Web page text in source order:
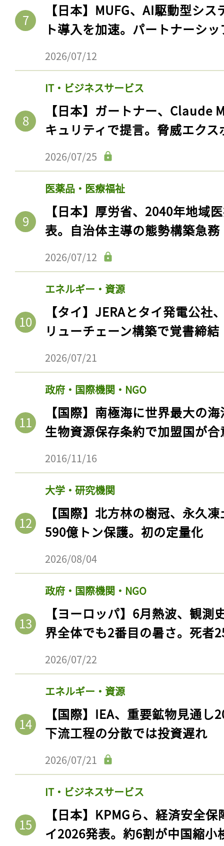
【日本】MUFG、AI駆動型シ
ト導入を加速。パートナーシ
2026/07/12
IT・ビジネスサービス
【日本】ガートナー、Claude
キュリティで提言。脅威エク
2026/07/25
医薬品・医療福祉
【日本】厚労省、2040年地域
表。自治体主導の態勢構築急務
2026/07/12
エネルギー・資源
【タイ】JERAとタイ発電公社
リューチェーン構築で覚書締結
2026/07/21
政府・国際機関・NGO
【国際】南極海に世界最大の
生物資源保存条約で加盟国が合
2016/11/16
大学・研究機関
【国際】北方林の樹冠、永久
590億トン保護。初の定量化
2026/08/04
政府・国際機関・NGO
【ヨーロッパ】6月熱波、観
界全体でも2番目の暑さ。死者
2026/07/22
エネルギー・資源
【国際】IEA、重要鉱物見通
下流工程の分散では投資遅れ
2026/07/21
IT・ビジネスサービス
【日本】KPMGら、経済安全
イ2026発表。約6割が中国縮小